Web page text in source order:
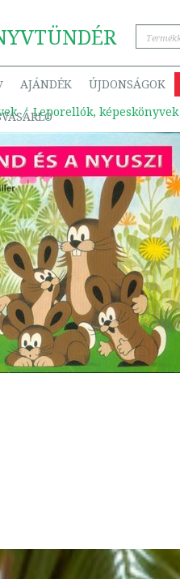
TÜNDÉR
AJÁNDÉK ÚJDONSÁGOK
Leporellók, képeskönyvek